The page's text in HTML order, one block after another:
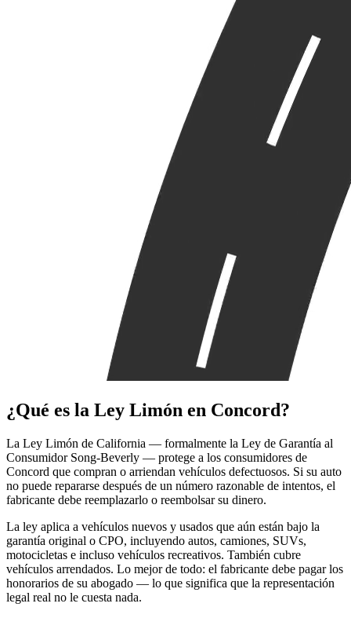
¿Qué es la Ley Limón en Concord?
La Ley Limón de California — formalmente la Ley de Garantía al
Consumidor Song-Beverly — protege a los consumidores de
Concord que compran o arriendan vehículos defectuosos. Si su auto
no puede repararse después de un número razonable de intentos, el
fabricante debe reemplazarlo o reembolsar su dinero.
La ley aplica a vehículos nuevos y usados que aún están bajo la
garantía original o CPO, incluyendo autos, camiones, SUVs,
motocicletas e incluso vehículos recreativos. También cubre
vehículos arrendados. Lo mejor de todo: el fabricante debe pagar los
honorarios de su abogado — lo que significa que la representación
legal real no le cuesta nada.